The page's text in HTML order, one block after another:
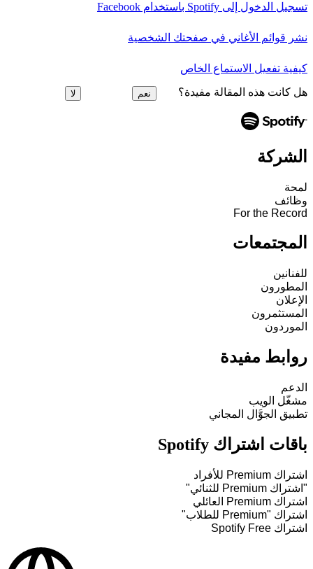
تسجيل الدخول إلى Spotify باستخدام Facebook
نشر قوائم الأغاني في صفحتك الشخصية
كيفية تفعيل الاستماع الخاص
هل كانت هذه المقالة مفيدة؟ نعم لا
الشركة
لمحة
وظائف
For the Record
المجتمعات
للفنانين
المطورون
الإعلان
المستثمرون
الموردون
روابط مفيدة
الدعم
مشغّل الويب
تطبيق الجوَّال المجاني
باقات اشتراك Spotify
اشتراك Premium للأفراد
"اشتراك Premium للثنائي"
اشتراك Premium العائلي
اشتراك "Premium للطلاب"
اشتراك Spotify Free